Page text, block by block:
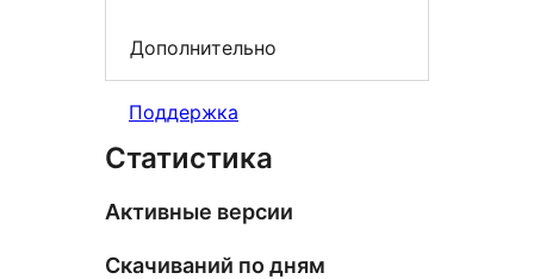
Дополнительно
Поддержка
Статистика
Активные версии
Скачиваний по дням